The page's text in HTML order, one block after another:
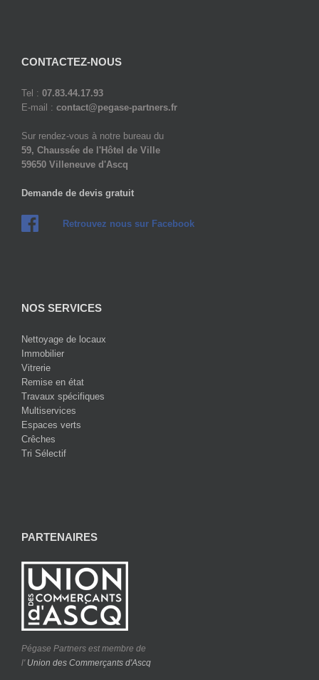
CONTACTEZ-NOUS
Tel : 07.83.44.17.93
E-mail : contact@pegase-partners.fr
Sur rendez-vous à notre bureau du
59, Chaussée de l'Hôtel de Ville
59650 Villeneuve d'Ascq
Demande de devis gratuit
Retrouvez nous sur Facebook
NOS SERVICES
Nettoyage de locaux
Immobilier
Vitrerie
Remise en état
Travaux spécifiques
Multiservices
Espaces verts
Crêches
Tri Sélectif
PARTENAIRES
Pégase Partners est membre de
l' Union des Commerçants d'Ascq